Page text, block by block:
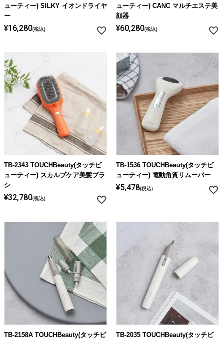
ューティー) SILKY イオンドライヤ
ー
¥16,280 税込
ューティー) CANC マルチエステ美
顔器
¥60,280 税込
TB-2343 TOUCHBeauty(タッチビ
ューティー) スカルプケア美髪ブラ
シ
¥32,780 税込
TB-1536 TOUCHBeauty(タッチビ
ューティー) 電動角質リムーバー
¥5,478 税込
TB-2158A TOUCHBeauty(タッチビ
TB-2035 TOUCHBeauty(タッチビ